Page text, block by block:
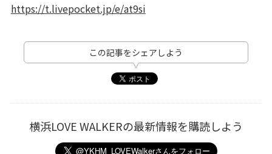
https://t.livepocket.jp/e/at9si
この記事をシェアしよう
横浜LOVE WALKERの最新情報を購読しよう